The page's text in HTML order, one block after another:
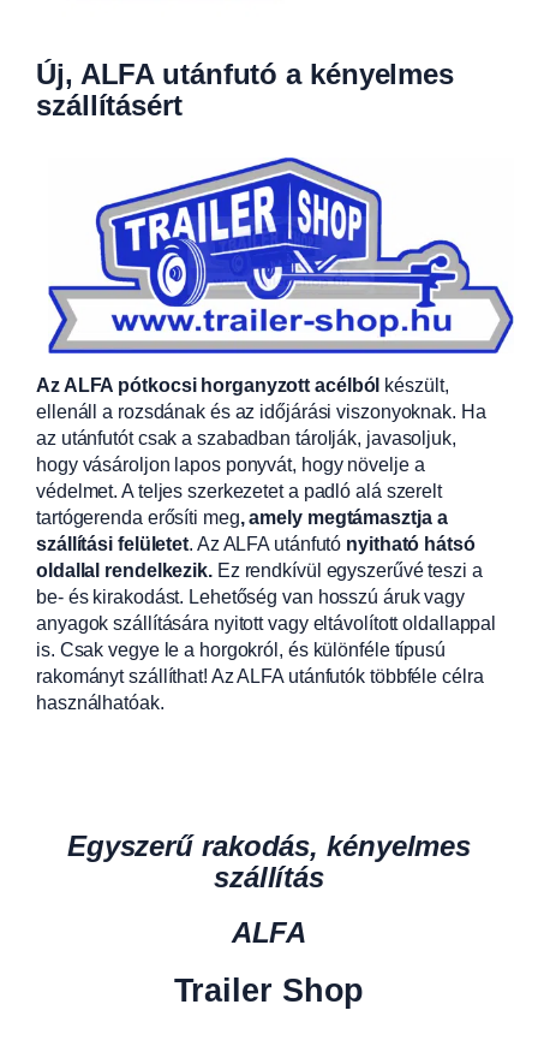
Új, ALFA utánfutó a kényelmes
szállításért
Az ALFA pótkocsi horganyzott acélból készült,
ellenáll a rozsdának és az időjárási viszonyoknak. Ha
az utánfutót csak a szabadban tárolják, javasoljuk,
hogy vásároljon lapos ponyvát, hogy növelje a
védelmet. A teljes szerkezetet a padló alá szerelt
tartógerenda erősíti meg, amely megtámasztja a
szállítási felületet. Az ALFA utánfutó nyitható hátsó
oldallal rendelkezik.Ez rendkívül egyszerűvé teszi a
be- és kirakodást. Lehetőség van hosszú áruk vagy
anyagok szállítására nyitott vagy eltávolított oldallappal
is. Csak vegye le a horgokról, és különféle típusú
rakományt szállíthat! Az ALFA utánfutók többféle célra
használhatóak.
Egyszerű rakodás, kényelmes
szállítás
ALFA
Trailer Shop